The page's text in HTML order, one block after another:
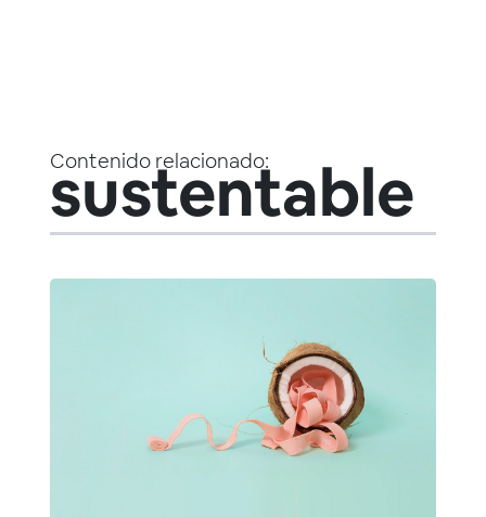
Contenido relacionado:
sustentable